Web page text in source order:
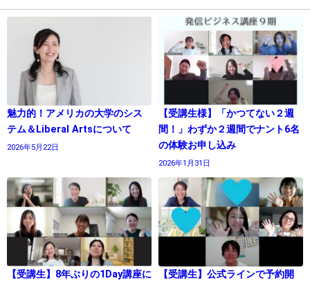
魅力的！アメリカの大学のシス
テム＆Liberal Artsについて
2026年5月22日
【受講生様】「かつてない２週
間！」わずか２週間でナント6名
の体験お申し込み
2026年1月31日
【受講生】8年ぶりの1Day講座に
【受講生】公式ラインで予約開